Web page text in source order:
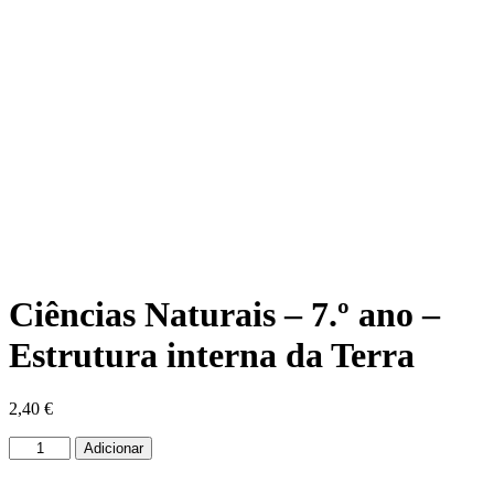
Ciências Naturais – 7.º ano –
Estrutura interna da Terra
2,40 €
Adicionar